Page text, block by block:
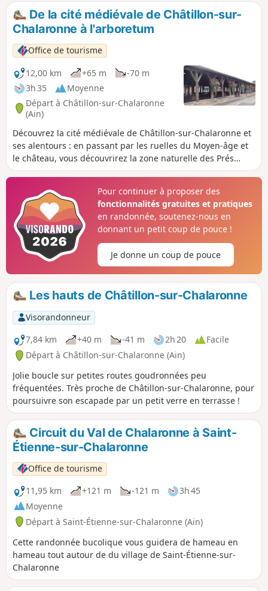
De la cité médiévale de Châtillon-sur-
Chalaronne à l'arboretum
Office de tourisme
12,00 km
+65 m
-70 m
3h 35
Moyenne
Départ à Châtillon-sur-Chalaronne
(Ain)
Découvrez la cité médiévale de Châtillon-sur-Chalaronne et
ses alentours : en passant par les ruelles du Moyen-âge et
le château, vous découvrirez la zone naturelle des Prés
Gaudet avant de parcourir la vallée du Relevant, pour finir
Pour continuer à proposer des
fonctionnalités gratuites et pratiques
en randonnée, soutenez-nous en
donnant un petit coup de pouce !
Je donne un coup de pouce
Les hauts de Châtillon-sur-Chalaronne
Visorandonneur
7,84 km
+40 m -41 m 2h 20
Facile
Départ à Châtillon-sur-Chalaronne (Ain)
Jolie boucle sur petites routes goudronnées peu
fréquentées. Très proche de Châtillon-sur-Chalaronne, pour
poursuivre son escapade par un petit verre en terrasse !
Circuit du Val de Chalaronne à Saint-
Étienne-sur-Chalaronne
Office de tourisme
11,95 km
+121 m -121 m
3h 45
Moyenne
Départ à Saint-Étienne-sur-Chalaronne (Ain)
Cette randonnée bucolique vous guidera de hameau en
hameau tout autour de du village de Saint-Étienne-sur-
Chalaronne